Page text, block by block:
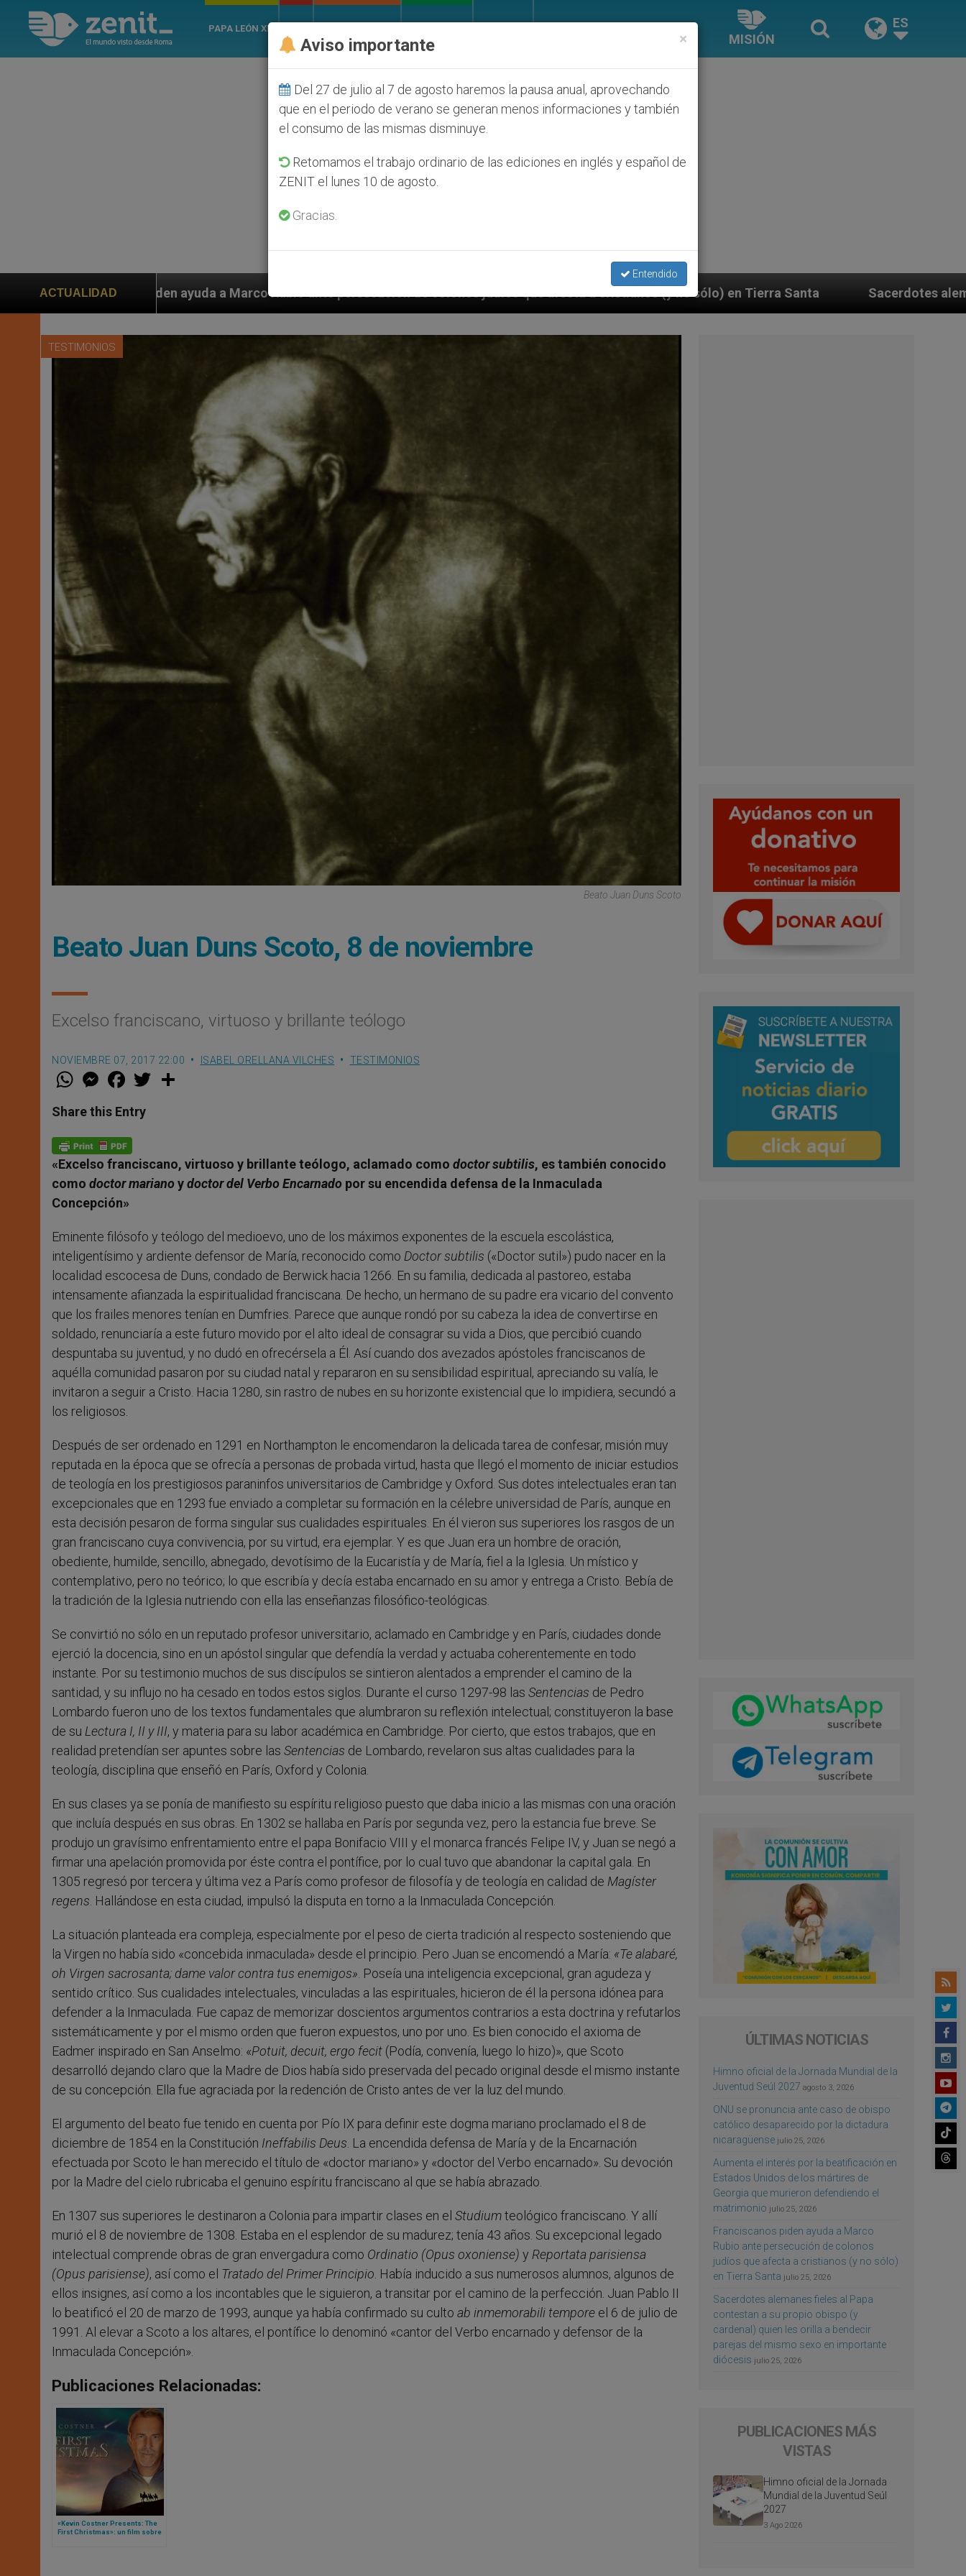
PAPA LEÓN XIV
MISIÓN
ES
ACTUALIDAD
a Marco Rubio ante persecución de colonos judíos que afecta a cristianos (y no sólo) en Tierra Santa Sacerdotes alemanes fieles al Papa
TESTIMONIOS
Beato Juan Duns Scoto
Beato Juan Duns Scoto, 8 de noviembre
Excelso franciscano, virtuoso y brillante teólogo
NOVIEMBRE 07, 2017 22:00 ISABEL ORELLANA VILCHES TESTIMONIOS
W
t
s
p
p
M
e
s
e
g
e
r
F
a
e
b
o
k
w
Share this Entry
«Excelso franciscano, virtuoso y brillante teólogo, aclamado como doctor subtilis, es también conocido
como doctor marianoydoctor del Verbo Encarnado por su encendida defensa de la Inmaculada
Concepción»
Eminente filósofo y teólogo del medioevo, uno de los máximos exponentes de la escuela escolástica,
inteligentísimo y ardiente defensor de María, reconocido como Doctor subtilis («Doctor sutil») pudo nacer en la
localidad escocesa de Duns, condado de Berwick hacia 1266. En su familia, dedicada al pastoreo, estaba
intensamente afianzada la espiritualidad franciscana. De hecho, un hermano de su padre era vicario del convento
que los frailes menores tenían en Dumfries. Parece que aunque rondó por su cabeza la idea de convertirse en
soldado, renunciaría a este futuro movido por el alto ideal de consagrar su vida a Dios, que percibió cuando
despuntaba su juventud, y no dudó en ofrecérsela a Él. Así cuando dos avezados apóstoles franciscanos de
aquélla comunidad pasaron por su ciudad natal y repararon en su sensibilidad espiritual, apreciando su valía, le
invitaron a seguir a Cristo. Hacia 1280, sin rastro de nubes en su horizonte existencial que lo impidiera, secundó a
los religiosos.
Después de ser ordenado en 1291 en Northampton le encomendaron la delicada tarea de confesar, misión muy
reputada en la época que se ofrecía a personas de probada virtud, hasta que llegó el momento de iniciar estudios
de teología en los prestigiosos paraninfos universitarios de Cambridge y Oxford. Sus dotes intelectuales eran tan
excepcionales que en 1293 fue enviado a completar su formación en la célebre universidad de París, aunque en
esta decisión pesaron de forma singular sus cualidades espirituales. En él vieron sus superiores los rasgos de un
gran franciscano cuya convivencia, por su virtud, era ejemplar. Y es que Juan era un hombre de oración,
obediente, humilde, sencillo, abnegado, devotísimo de la Eucaristía y de María, fiel a la Iglesia. Un místico y
contemplativo, pero no teórico; lo que escribía y decía estaba encarnado en su amor y entrega a Cristo. Bebía de
la tradición de la Iglesia nutriendo con ella las enseñanzas filosófico-teológicas.
Se convirtió no sólo en un reputado profesor universitario, aclamado en Cambridge y en París, ciudades donde
ejerció la docencia, sino en un apóstol singular que defendía la verdad y actuaba coherentemente en todo
instante. Por su testimonio muchos de sus discípulos se sintieron alentados a emprender el camino de la
santidad, y su influjo no ha cesado en todos estos siglos. Durante el curso 1297-98 las Sentencias de Pedro
Lombardo fueron uno de los textos fundamentales que alumbraron su reflexión intelectual; constituyeron la base
de su Lectura I, II y III, y materia para su labor académica en Cambridge. Por cierto, que estos trabajos, que en
realidad pretendían ser apuntes sobre las Sentencias de Lombardo, revelaron sus altas cualidades para la
teología, disciplina que enseñó en París, Oxford y Colonia.
En sus clases ya se ponía de manifiesto su espíritu religioso puesto que daba inicio a las mismas con una oración
que incluía después en sus obras. En 1302 se hallaba en París por segunda vez, pero la estancia fue breve. Se
produjo un gravísimo enfrentamiento entre el papa Bonifacio VIII y el monarca francés Felipe IV, y Juan se negó a
firmar una apelación promovida por éste contra el pontífice, por lo cual tuvo que abandonar la capital gala. En
1305 regresó por tercera y última vez a París como profesor de filosofía y de teología en calidad de Magíster
regens. Hallándose en esta ciudad, impulsó la disputa en torno a la Inmaculada Concepción.
La situación planteada era compleja, especialmente por el peso de cierta tradición al respecto sosteniendo que
la Virgen no había sido «concebida inmaculada» desde el principio. Pero Juan se encomendó a María: «Te alabaré,
oh Virgen sacrosanta; dame valor contra tus enemigos». Poseía una inteligencia excepcional, gran agudeza y
sentido crítico. Sus cualidades intelectuales, vinculadas a las espirituales, hicieron de él la persona idónea para
defender a la Inmaculada. Fue capaz de memorizar doscientos argumentos contrarios a esta doctrina y refutarlos
sistemáticamente y por el mismo orden que fueron expuestos, uno por uno. Es bien conocido el axioma de
Eadmer inspirado en San Anselmo: «Potuit, decuit, ergo fecit (Podía, convenía, luego lo hizo)», que Scoto
desarrolló dejando claro que la Madre de Dios había sido preservada del pecado original desde el mismo instante
de su concepción. Ella fue agraciada por la redención de Cristo antes de ver la luz del mundo.
El argumento del beato fue tenido en cuenta por Pío IX para definir este dogma mariano proclamado el 8 de
diciembre de 1854 en la Constitución Ineffabilis Deus. La encendida defensa de María y de la Encarnación
efectuada por Scoto le han merecido el título de «doctor mariano» y «doctor del Verbo encarnado». Su devoción
por la Madre del cielo rubricaba el genuino espíritu franciscano al que se había abrazado.
En 1307 sus superiores le destinaron a Colonia para impartir clases en el Studiumteológico franciscano. Y allí
murió el 8 de noviembre de 1308. Estaba en el esplendor de su madurez; tenía 43 años. Su excepcional legado
intelectual comprende obras de gran envergadura como Ordinatio (Opus oxoniense) y Reportata parisiensa
(Opus parisiense), así como el Tratado del Primer Principio. Había inducido a sus numerosos alumnos, algunos de
ellos insignes, así como a los incontables que le siguieron, a transitar por el camino de la perfección. Juan Pablo II
lo beatificó el 20 de marzo de 1993, aunque ya había confirmado su culto ab inmemorabili tempore el 6 de julio de
1991. Al elevar a Scoto a los altares, el pontífice lo denominó «cantor del Verbo encarnado y defensor de la
Inmaculada Concepción».
Publicaciones Relacionadas:
«Kevin Costner Presents: The
First Christmas»: un film sobre
ÚLTIMAS NOTICIAS
Himno oficial de la Jornada Mundial de la
Juventud Seúl 2027 agosto 3, 2026
ONU se pronuncia ante caso de obispo
católico desaparecido por la dictadura
nicaragüense julio 25, 2026
Aumenta el interés por la beatificación en
Estados Unidos de los mártires de
Georgia que murieron defendiendo el
matrimonio julio 25, 2026
Franciscanos piden ayuda a Marco
Rubio ante persecución de colonos
judíos que afecta a cristianos (y no sólo)
en Tierra Santa julio 25, 2026
Sacerdotes alemanes fieles al Papa
contestan a su propio obispo (y
cardenal) quien les orilla a bendecir
parejas del mismo sexo en importante
diócesis julio 25, 2026
PUBLICACIONES MÁS
VISTAS
Himno oficial de la Jornada
Mundial de la Juventud Seúl
2027
3 Ago 2026
×
Aviso importante
Del 27 de julio al 7 de agosto haremos la pausa anual, aprovechando
que en el periodo de verano se generan menos informaciones y también
el consumo de las mismas disminuye.
Retomamos el trabajo ordinario de las ediciones en inglés y español de
ZENIT el lunes 10 de agosto.
Gracias.
Entendido